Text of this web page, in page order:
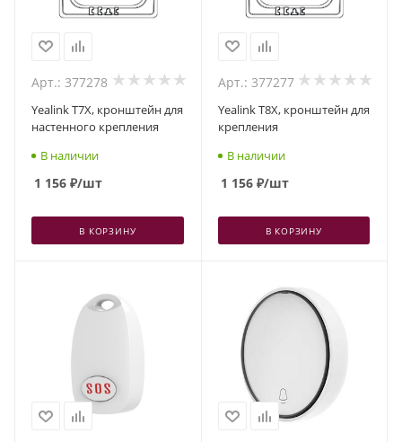
Арт.: 377278
Yealink T7X, кронштейн для
настенного крепления
В наличии
1 156 ₽/шт
В КОРЗИНУ
Арт.: 377277
Yealink T8X, кронштейн для
крепления
В наличии
1 156₽/шт
В КОРЗИНУ